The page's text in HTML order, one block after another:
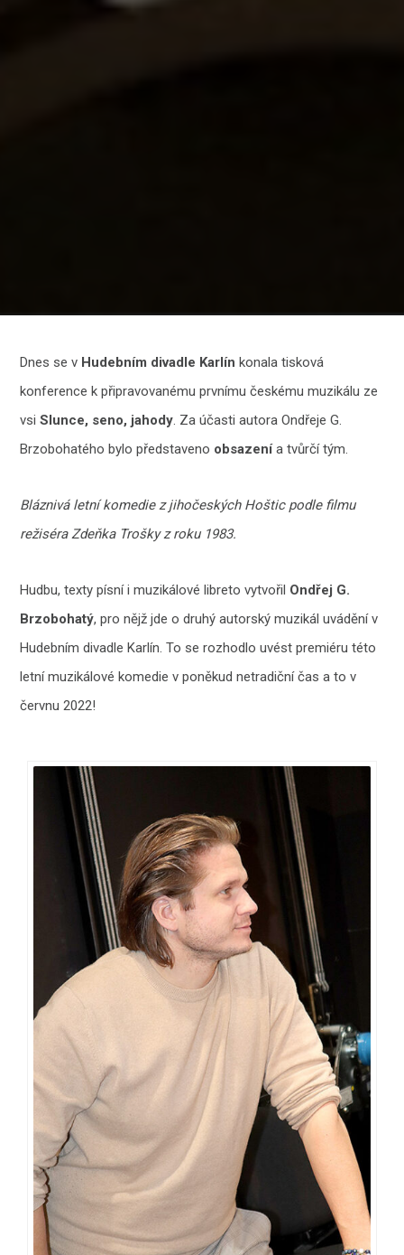
Dnes se v Hudebním divadle Karlín konala tisková
konference k připravovanému prvnímu českému muzikálu ze
vsiSlunce, seno, jahody. Za účasti autora Ondřeje G.
Brzobohatého bylo představeno obsazenía tvůrčí tým.
Bláznivá letní komedie z jihočeských Hoštic podle filmu
režiséra Zdeňka Trošky z roku 1983.
Hudbu, texty písní i muzikálové libreto vytvořil Ondřej G.
Brzobohatý, pro nějž jde o druhý autorský muzikál uvádění v
Hudebním divadle Karlín. To se rozhodlo uvést premiéru této
letní muzikálové komedie v poněkud netradiční čas a to v
červnu 2022!